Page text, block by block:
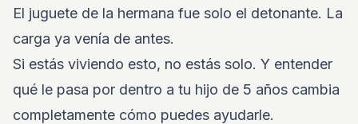
El juguete de la hermana fue solo el detonante. La
carga ya venía de antes.
Si estás viviendo esto, no estás solo. Y entender
qué le pasa por dentro a tu hijo de 5 años cambia
completamente cómo puedes ayudarle.